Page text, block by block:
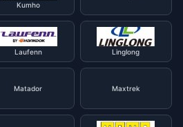
Kumho
Laufenn
Linglong
Matador Maxtrek